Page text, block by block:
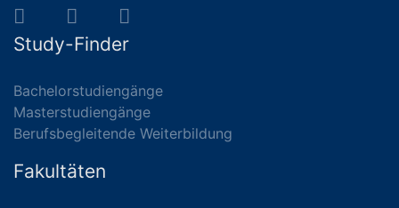
Study-Finder
Bachelorstudiengänge
Masterstudiengänge
Berufsbegleitende Weiterbildung
Fakultäten